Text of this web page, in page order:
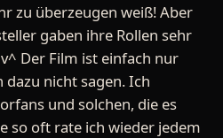
zu überzeugen weiß! Aber
gaben ihre Rollen sehr
Der Film ist einfach nur
dazu nicht sagen. Ich
und solchen, die es
so oft rate ich wieder jedem